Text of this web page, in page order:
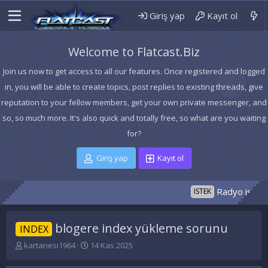
Giriş yap Kayıt ol
Welcome to Flatcast.Biz
Join us now to get access to all our features. Once registered and logged
in, you will be able to create topics, post replies to existing threads, give
reputation to your fellow members, get your own private messenger, and
so, so much more. It's also quick and totally free, so what are you waiting
for?
Giriş yap Kayıt ol
ISTEK Radyo isteği
INDEX blogere index yükleme sorunu
K
kartanesi1964
B14 Kas 2025